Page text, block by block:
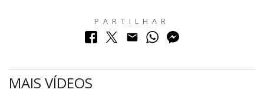
PARTILHAR
MAIS VÍDEOS